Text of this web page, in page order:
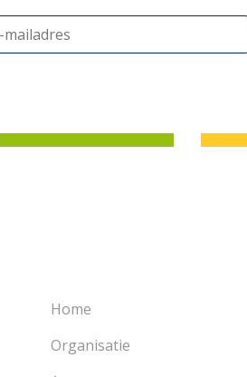
Home
Organisatie